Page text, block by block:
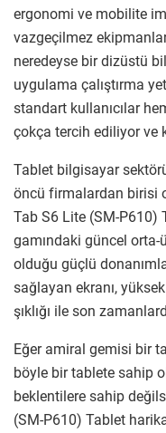
ergonomi ve mobilite
vazgeçilmez
neredeyse bir dizüstü
uygulama çalıştırma
standart kullanıcılar
çokça tercih ediliyor ve
Tablet bilgisayar
öncü firmalardan birisi
Tab S6 Lite (SM-P610)
gamındaki güncel
olduğu güçlü
sağlayan ekranı,
şıklığı ile son
Eğer amiral gemisi bir
böyle bir tablete sahip
beklentilere sahip
(SM-P610) Tablet